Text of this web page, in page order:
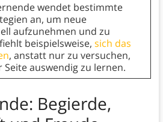
wendet bestimmte
an, um neue
aufzunehmen und zu
beispielsweise, sich das
, anstatt nur zu versuchen,
auswendig zu lernen.
Begierde,